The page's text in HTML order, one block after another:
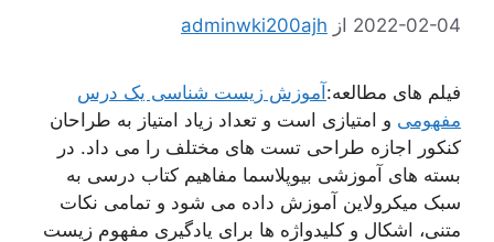
2022-02-04 از adminwki200ajh
فیلم های مطالعه:آموزش زیست شناسی یک درس
مفهومی و امتیازی است و تعداد زیاد امتیاز به طراحان
کنکور اجازه طراحی تست های مختلف را می داد. در
بسته های آموزشی بیوپلاسما مفاهیم کتاب درسی به
سبک میکرولاین آموزش داده می شود و تمامی نکات
متنی، اشکال و کلیدواژه ها برای یادگیری مفهوم زیست